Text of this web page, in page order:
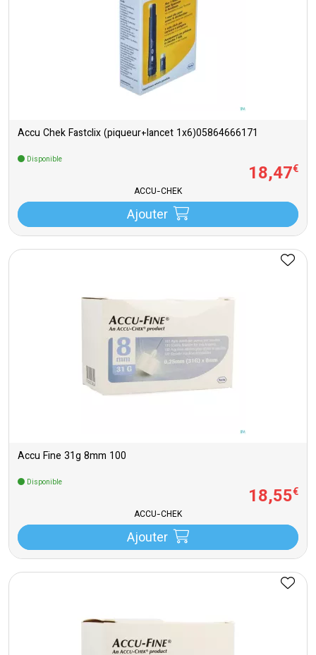
Accu Chek Fastclix (piqueur+lancet 1x6)05864666171
Disponible
18,47€
ACCU-CHEK
Ajouter
Accu Fine 31g 8mm 100
Disponible
18,55€
ACCU-CHEK
Ajouter